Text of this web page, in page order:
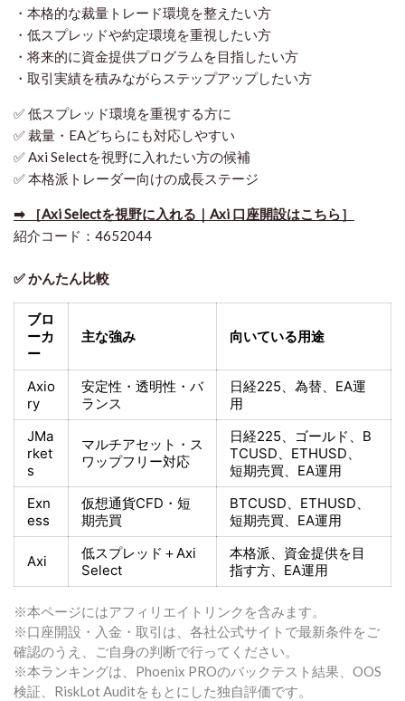
・本格的な裁量トレード環境を整えたい方
・低スプレッドや約定環境を重視したい方
・将来的に資金提供プログラムを目指したい方
・取引実績を積みながらステップアップしたい方
✅ 低スプレッド環境を重視する方に
✅ 裁量・EAどちらにも対応しやすい
✅ Axi Selectを視野に入れたい方の候補
✅ 本格派トレーダー向けの成長ステージ
➡ ［Axi Selectを視野に入れる｜Axi 口座開設はこちら］
紹介コード：4652044
✅ かんたん比較
ブロ
ーカ
ー
主な強み 向いている用途
Axio
ry
安定性・透明性・バ
ランス
日経225、為替、EA運
用
JMa
rket
s
マルチアセット・ス
ワップフリー対応
日経225、ゴールド、 B
TCUSD、ETHUSD、
短期売買、EA運用
Exn
ess
仮想通貨CFD・短
期売買
BTCUSD、ETHUSD、
短期売買、EA運用
Axi 低スプレッド＋Axi
Select
本格派、資金提供を目
指す方、EA運用
※本ページにはアフィリエイトリンクを含みます。
※口座開設・入金・取引は、各社公式サイトで最新条件をご
確認のうえ、ご自身の判断で行ってください。
※本ランキングは、Phoenix PROのバックテスト結果、OOS
検証、RiskLot Auditをもとにした独自評価です。